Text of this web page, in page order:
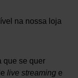
na nossa loja
que se quer
live streaming e